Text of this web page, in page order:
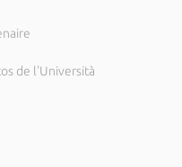
de l'Università